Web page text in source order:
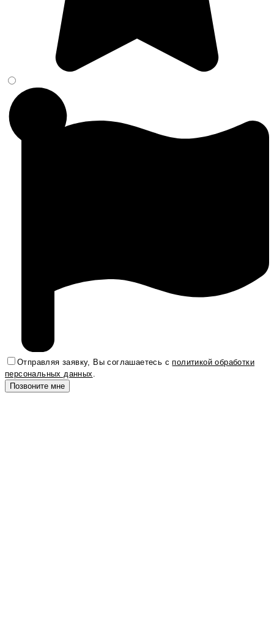
Отправляя заявку, Вы соглашаетесь сполитикой обработки
персональных данных